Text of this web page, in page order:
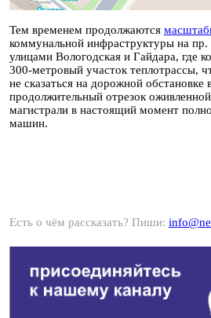
Тем временем продолжаются
коммунальной инфраструктуры на
улицами Вологодская и Гайдара, где
300-метровый участок теплотрассы,
не сказаться на дорожной
продолжительный отрезок оживленной
магистрали в настоящий момент
машин.
Есть о чём рассказать? Пиши: